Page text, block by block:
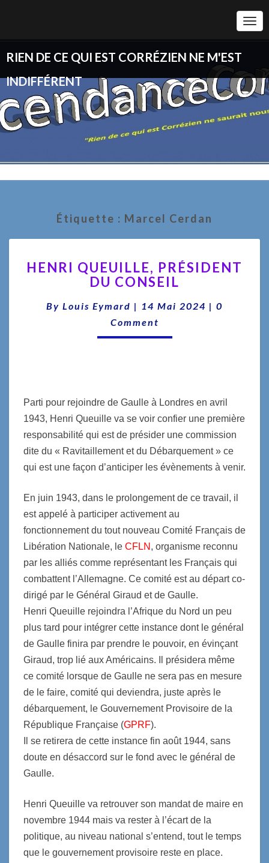
RIEN DE CE QUI EST CORRÉZIEN NE M'EST
INDIFFÉRENT
Étiquette : Marcel Cerdan
QUEUILLE,
PRÉSIDENT
CONSEIL
HENRI QUEUILLE, PRÉSIDENT
DU CONSEIL
By Louis Eymard | 14 Mai 2024 | Comments
0
Comment
Parti pour rejoindre de Gaulle à Londres en avril
1943, Henri Queuille va se voir confier une première
responsabilité qui est de présider une commission
dite du « Ravitaillement et du Débarquement » ce
qui est une façon d’anticiper les évènements à venir.
En juin 1943, dans le prolongement de ce travail, il
est appelé à participer activement au
fonctionnement du tout nouveau Comité Français de
Libération Nationale, le CFLN , organisme reconnu
par les alliés comme représentant les Français qui
combattent l’Allemagne. Ce comité est au départ co-
dirigé par le Général Giraud et de Gaulle.
Henri Queuille rejoindra l’Afrique du Nord un peu
plus tard pour intégrer cette instance dont le général
de Gaulle finira par prendre le pouvoir, en évinçant
Giraud, trop lié aux Américains. Il présidera même
ce comité lorsque de Gaulle ne sera pas en mesure
de le faire, comité qui deviendra, juste après le
débarquement, le Gouvernement Provisoire de la
République Française (GPRF).
Il se retirera de cette instance fin août 1944, sans
doute en désaccord sur le fond avec le général de
Gaulle.
Henri Queuille va retrouver son mandat de maire en
novembre 1944 mais va rester à l’écart de la
politique, au niveau national s’entend, tout le temps
que le gouvernement provisoire reste en place.